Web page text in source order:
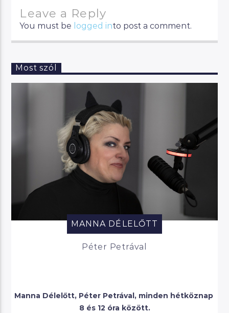
Leave a Reply
You must be logged into post a comment.
Most szól
MANNA DÉLELŐTT
Péter Petrával
Manna Délelőtt, Péter Petrával, minden hétköznap
8 és 12 óra között.